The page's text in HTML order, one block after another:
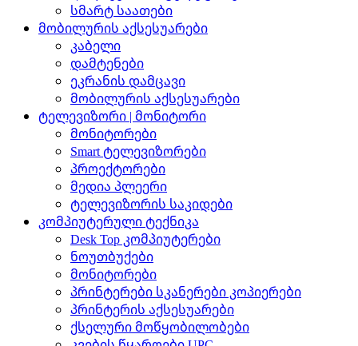
სმარტ საათები
მობილურის აქსესუარები
კაბელი
დამტენები
ეკრანის დამცავი
მობილურის აქსესუარები
ტელევიზორი | მონიტორი
მონიტორები
Smart ტელევიზორები
პროექტორები
მედია პლეერი
ტელევიზორის საკიდები
კომპიუტერული ტექნიკა
Desk Top კომპიუტერები
ნოუთბუქები
მონიტორები
პრინტერები სკანერები კოპიერები
პრინტერის აქსესუარები
ქსელური მოწყობილობები